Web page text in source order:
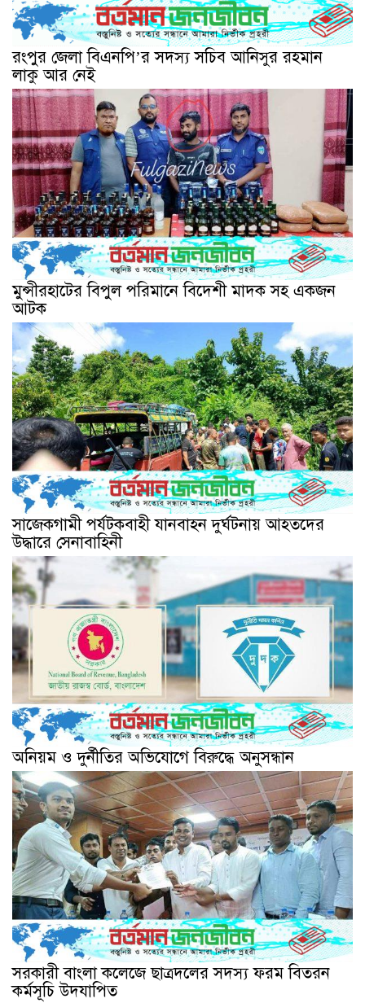
রংপুর জেলা বিএনপি’র সদস্য সচিব আনিসুর রহমান
লাকু আর নেই
মুন্সীরহাটের বিপুল পরিমানে বিদেশী মাদক সহ একজন
আটক
সাজেকগামী পর্যটকবাহী যানবাহন দুর্ঘটনায় আহতদের
উদ্ধারে সেনাবাহিনী
অনিয়ম ও দুর্নীতির অভিযোগে বিরুদ্ধে অনুসন্ধান
সরকারী বাংলা কলেজে ছাত্রদলের সদস্য ফরম বিতরন
কর্মসূচি উদযাপিত